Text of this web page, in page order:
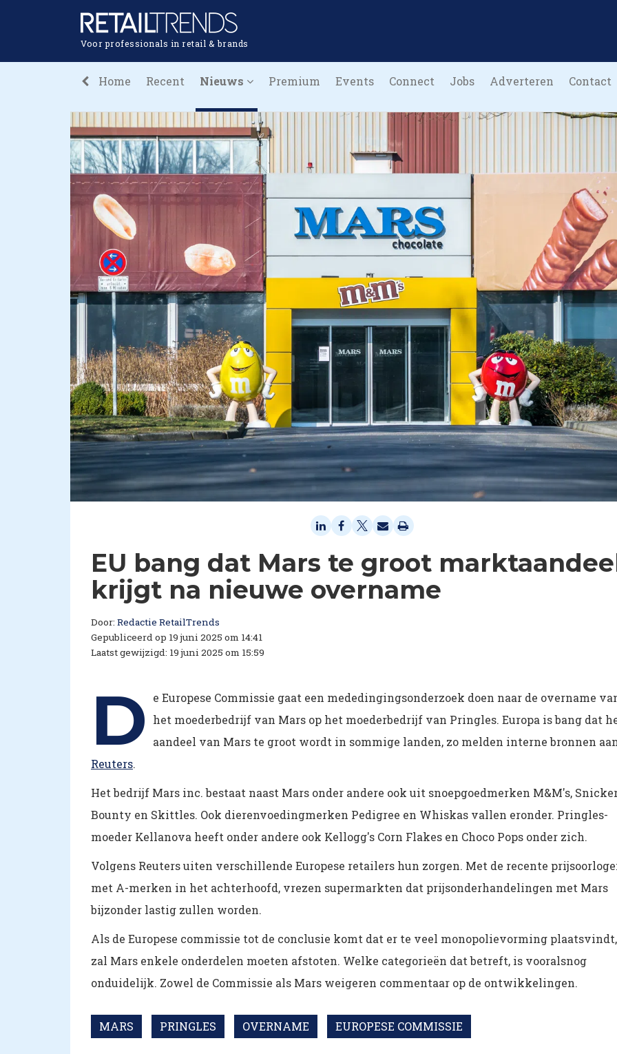
Voor professionals in retail & brands
Home Recent Nieuws Premium Events Connect Jobs Adverteren Contact
EU bang dat Mars te groot
krijgt na nieuwe overname
Door: Redactie RetailTrends
Gepubliceerd op 19 juni 2025 om 14:41
Laatst gewijzigd: 19 juni 2025 om 15:59
D
e Europese Commissie gaat een mededingingsonderzoek doen naar de overname
het moederbedrijf van Mars op het moederbedrijf van Pringles. Europa is bang dat
aandeel van Mars te groot wordt in sommige landen, zo melden interne bronnen
Reuters.
Het bedrijf Mars inc. bestaat naast Mars onder andere ook uit snoepgoedmerken M&M's,
Bounty en Skittles. Ook dierenvoedingmerken Pedigree en Whiskas vallen eronder. Pringles-
moeder Kellanova heeft onder andere ook Kellogg's Corn Flakes en Choco Pops onder zich.
Volgens Reuters uiten verschillende Europese retailers hun zorgen. Met de recente
met A-merken in het achterhoofd, vrezen supermarkten dat prijsonderhandelingen met Mars
bijzonder lastig zullen worden.
Als de Europese commissie tot de conclusie komt dat er te veel monopolievorming plaatsvindt,
zal Mars enkele onderdelen moeten afstoten. Welke categorieën dat betreft, is vooralsnog
onduidelijk. Zowel de Commissie als Mars weigeren commentaar op de ontwikkelingen.
MARS PRINGLES OVERNAME EUROPESE COMMISSIE